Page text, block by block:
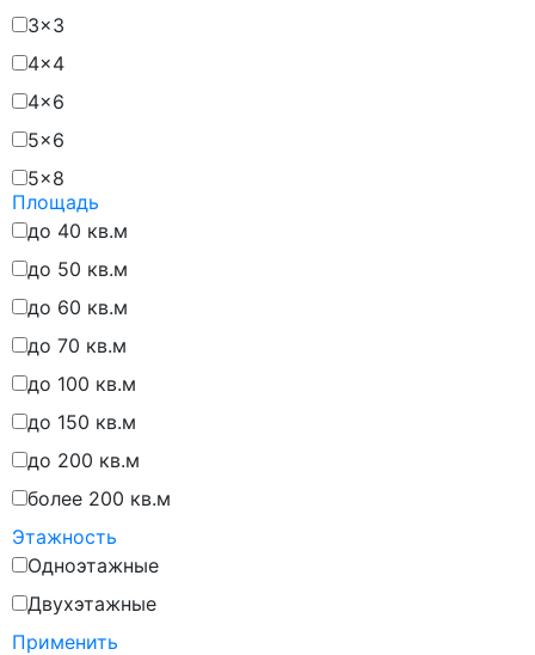
3x3
4x4
4x6
5x6
5x8
6x5
7x9
7x12
8,6x9,6
Площадь
до 40 кв.м
до 50 кв.м
до 60 кв.м
до 70 кв.м
до 100 кв.м
до 150 кв.м
до 200 кв.м
более 200 кв.м
Этажность
Одноэтажные
Двухэтажные
Применить